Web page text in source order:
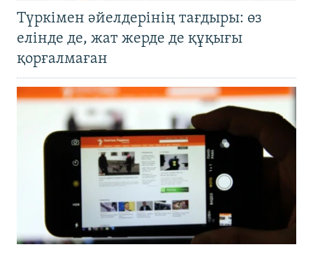
Түркімен әйелдерінің тағдыры: өз
елінде де, жат жерде де құқығы
қорғалмаған